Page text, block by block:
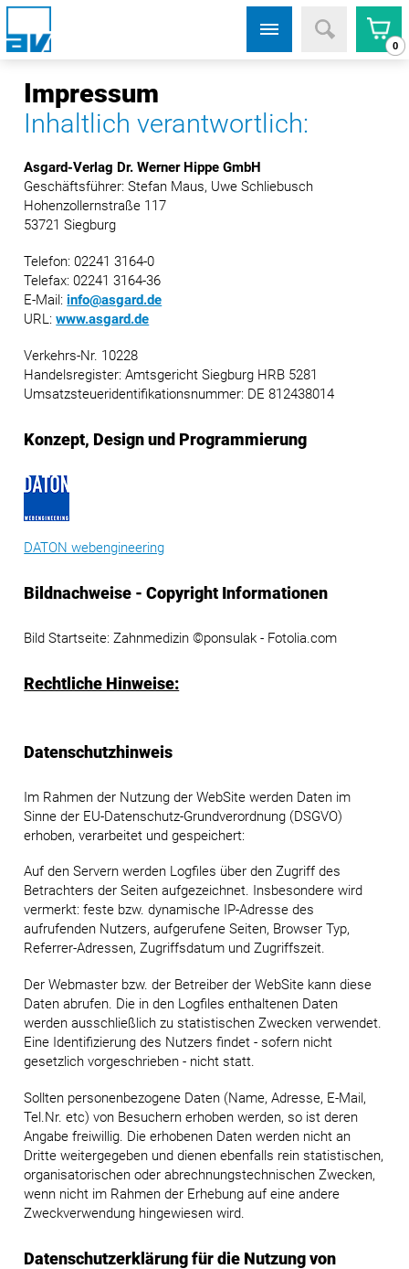
0
Impressum
Inhaltlich verantwortlich:
Asgard-Verlag Dr. Werner Hippe GmbH
Geschäftsführer: Stefan Maus, Uwe Schliebusch
Hohenzollernstraße 117
53721 Siegburg
Telefon: 02241 3164-0
Telefax: 02241 3164-36
E-Mail:info@asgard.de
URL:www.asgard.de
Verkehrs-Nr. 10228
Handelsregister: Amtsgericht Siegburg HRB 5281
Umsatzsteueridentifikationsnummer: DE 812438014
Konzept, Design und Programmierung
DATON webengineering
Bildnachweise - Copyright Informationen
Bild Startseite: Zahnmedizin ©ponsulak - Fotolia.com
Rechtliche Hinweise:
Datenschutzhinweis
Im Rahmen der Nutzung der WebSite werden Daten im
Sinne der EU-Datenschutz-Grundverordnung (DSGVO)
erhoben, verarbeitet und gespeichert:
Auf den Servern werden Logfiles über den Zugriff des
Betrachters der Seiten aufgezeichnet. Insbesondere wird
vermerkt: feste bzw. dynamische IP-Adresse des
aufrufenden Nutzers, aufgerufene Seiten, Browser Typ,
Referrer-Adressen, Zugriffsdatum und Zugriffszeit.
Der Webmaster bzw. der Betreiber der WebSite kann diese
Daten abrufen. Die in den Logfiles enthaltenen Daten
werden ausschließlich zu statistischen Zwecken verwendet.
Eine Identifizierung des Nutzers findet - sofern nicht
gesetzlich vorgeschrieben - nicht statt.
Sollten personenbezogene Daten (Name, Adresse, E-Mail,
Tel.Nr. etc) von Besuchern erhoben werden, so ist deren
Angabe freiwillig. Die erhobenen Daten werden nicht an
Dritte weitergegeben und dienen ebenfalls rein statistischen,
organisatorischen oder abrechnungstechnischen Zwecken,
wenn nicht im Rahmen der Erhebung auf eine andere
Zweckverwendung hingewiesen wird.
Datenschutzerklärung für die Nutzung von